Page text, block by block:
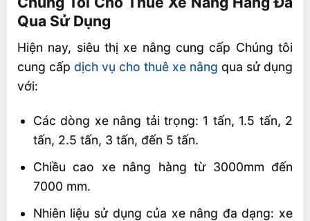
Qua Sử Dụng
Hiện nay, siêu thị xe nâng cung cấp Chúng tôi
cung cấp dịch vụ cho thuê xe nâng qua sử dụng
với:
Các dòng xe nâng tải trọng: 1 tấn, 1.5 tấn, 2
tấn, 2.5 tấn, 3 tấn, đến 5 tấn.
Chiều cao xe nâng hàng từ 3000mm đến
7000 mm.
Nhiên liệu sử dụng của xe nâng đa dạng: xe